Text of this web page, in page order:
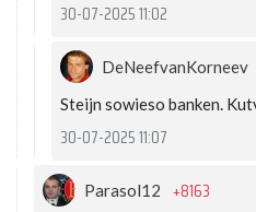
30-07-2025 11:02
DeNeefvanKorneev
Steijn sowieso banken.
30-07-2025 11:07
Parasol12 +8163